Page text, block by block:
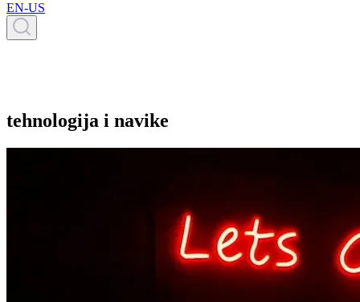
EN-US
tehnologija i navike